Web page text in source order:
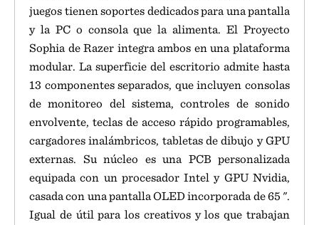
juegos tienen soportes dedicados para una pantalla
y la PC o consola que la alimenta. El Proyecto
Sophia de Razer integra ambos en una plataforma
modular. La superficie del escritorio admite hasta
13 componentes separados, que incluyen consolas
de monitoreo del sistema, controles de sonido
envolvente, teclas de acceso rápido programables,
cargadores inalámbricos, tabletas de dibujo y GPU
externas. Su núcleo es una PCB personalizada
equipada con un procesador Intel y GPU Nvidia,
casada con una pantalla OLED incorporada de 65 ".
Igual de útil para los creativos y los que trabajan